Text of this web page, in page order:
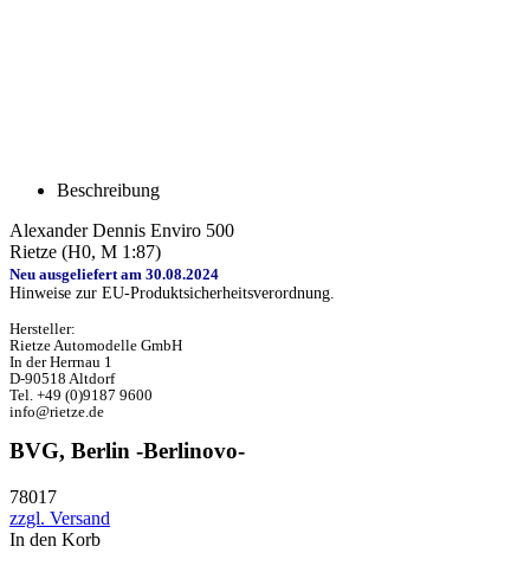
Beschreibung
Alexander Dennis Enviro 500
Rietze (H0, M 1:87)
Neu ausgeliefert am 30.08.2024
Hinweise zur EU-Produktsicherheitsverordnung.
Hersteller:
Rietze Automodelle GmbH
In der Herrnau 1
D-90518 Altdorf
Tel. +49 (0)9187 9600
info@rietze.de
BVG, Berlin -Berlinovo-
78017
zzgl. Versand
In den Korb